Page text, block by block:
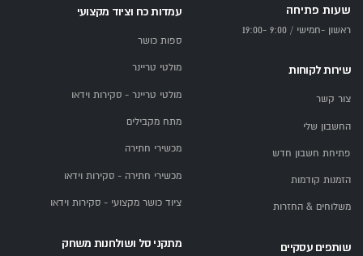
שעות פתיחה
ראשון -חמישי / 9:00 -19:00
שירות לקוחות
צור קשר
החשבון שלי
פתיחת חשבון חדש
הזמנות קודמות
משלוחים & החזרות
שותפים עסקיים
עמדות כח וציוד מקצועי
ספות כושר
מולטי טריינר
מולטי טריינר - סקירות וידאו
מתח מקבילים
מכשירי חתירה
מכשירי חתירה - סקירות וידאו
ציוד כושר מקצועי - סקירות וידאו
מתקני סל ושולחנות משחק